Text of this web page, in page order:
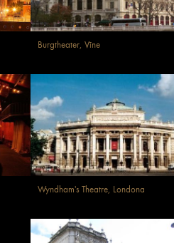
Burgtheater, Vīne
Wyndham's Theatre, Londona